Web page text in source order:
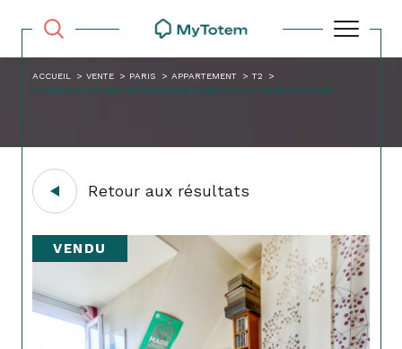
ACCUEIL VENTE PARIS APPARTEMENT
T2
2 PIECES SOUS LES TOITS RUE SEDAINE BASTILLE PERE LACHAISE
Retour aux résultats
VENDU